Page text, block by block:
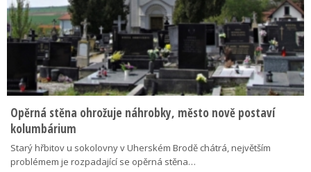
Opěrná stěna ohrožuje náhrobky, město nově postaví
kolumbárium
Starý hřbitov u sokolovny v Uherském Brodě chátrá, největším
problémem je rozpadající se opěrná stěna…